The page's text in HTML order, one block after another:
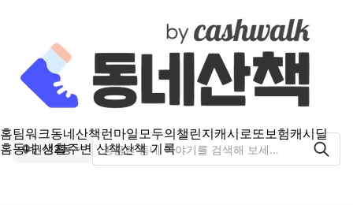
홈팀워크동네산책런마일모두의챌린지캐시로또보험캐시딜
홈동네 생활주변 산책산책 기록
권선2동